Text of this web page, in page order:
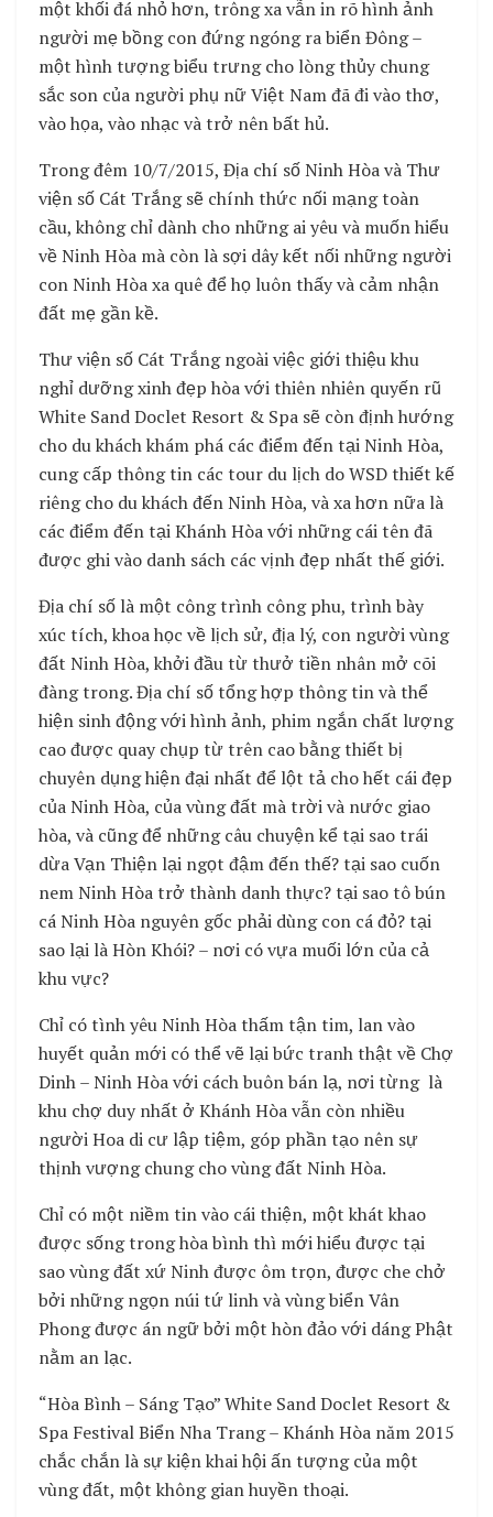
một khối đá nhỏ hơn, trông xa vẫn in rõ hình ảnh
người mẹ bồng con đứng ngóng ra biển Đông –
một hình tượng biểu trưng cho lòng thủy chung
sắc son của người phụ nữ Việt Nam đã đi vào thơ,
vào họa, vào nhạc và trở nên bất hủ.
Trong đêm 10/7/2015, Địa chí số Ninh Hòa và Thư
viện số Cát Trắng sẽ chính thức nối mạng toàn
cầu, không chỉ dành cho những ai yêu và muốn hiểu
về Ninh Hòa mà còn là sợi dây kết nối những người
con Ninh Hòa xa quê để họ luôn thấy và cảm nhận
đất mẹ gần kề.
Thư viện số Cát Trắng ngoài việc giới thiệu khu
nghỉ dưỡng xinh đẹp hòa với thiên nhiên quyến rũ
White Sand Doclet Resort & Spa sẽ còn định hướng
cho du khách khám phá các điểm đến tại Ninh Hòa,
cung cấp thông tin các tour du lịch do WSD thiết kế
riêng cho du khách đến Ninh Hòa, và xa hơn nữa là
các điểm đến tại Khánh Hòa với những cái tên đã
được ghi vào danh sách các vịnh đẹp nhất thế giới.
Địa chí số là một công trình công phu, trình bày
xúc tích, khoa học về lịch sử, địa lý, con người vùng
đất Ninh Hòa, khởi đầu từ thưở tiền nhân mở cõi
đàng trong. Địa chí số tổng hợp thông tin và thể
hiện sinh động với hình ảnh, phim ngắn chất lượng
cao được quay chụp từ trên cao bằng thiết bị
chuyên dụng hiện đại nhất để lột tả cho hết cái đẹp
của Ninh Hòa, của vùng đất mà trời và nước giao
hòa, và cũng để những câu chuyện kể tại sao trái
dừa Vạn Thiện lại ngọt đậm đến thế? tại sao cuốn
nem Ninh Hòa trở thành danh thực? tại sao tô bún
cá Ninh Hòa nguyên gốc phải dùng con cá đỏ? tại
sao lại là Hòn Khói? – nơi có vựa muối lớn của cả
khu vực?
Chỉ có tình yêu Ninh Hòa thấm tận tim, lan vào
huyết quản mới có thể vẽ lại bức tranh thật về Chợ
Dinh – Ninh Hòa với cách buôn bán lạ, nơi từng là
khu chợ duy nhất ở Khánh Hòa vẫn còn nhiều
người Hoa di cư lập tiệm, góp phần tạo nên sự
thịnh vượng chung cho vùng đất Ninh Hòa.
Chỉ có một niềm tin vào cái thiện, một khát khao
được sống trong hòa bình thì mới hiểu được tại
sao vùng đất xứ Ninh được ôm trọn, được che chở
bởi những ngọn núi tứ linh và vùng biển Vân
Phong được án ngữ bởi một hòn đảo với dáng Phật
nằm an lạc.
“Hòa Bình – Sáng Tạo” White Sand Doclet Resort &
Spa Festival Biển Nha Trang – Khánh Hòa năm 2015
chắc chắn là sự kiện khai hội ấn tượng của một
vùng đất, một không gian huyền thoại.